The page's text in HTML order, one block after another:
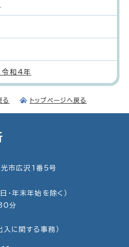
令和4年
る トップページへ戻る
市広沢1番5号
・年末年始を除く）
分
に関する事務）